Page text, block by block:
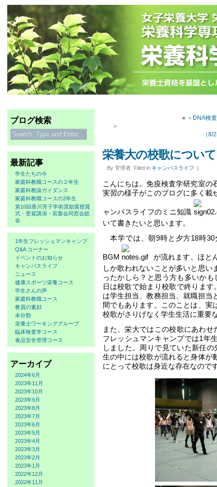
ブログ検索
最新記事
学生たちの今
家庭科教職コースの２年生
家庭科教諭ガイダンス
家庭科教職コースの2年生
第10回香川芳子学術奨励賞授賞
式・受賞講演・若葉会同窓会総
会
1年生フレッシュマンキャンプ
Q&A コーナー
イベントのお知らせ
キャンパスライフ
ニュース
健康スポーツ栄養コース
学生さんの声
家庭科教職コース
教員の素顔
未分類
栄養士ワーキンググループ
臨床検査学コース
食品安全管理コース
アーカイブ
2024年6月
2023年11月
2023年10月
2023年9月
2023年8月
2023年7月
2023年6月
2023年5月
2023年4月
2023年3月
2023年2月
2023年1月
2022年12月
2022年11月
« ＜DNA検
＞ オープ
（8/
栄養大の校歌について
By 管理者. Filed in キャンパスライフ |
こんにちは。免疫検査学研究室
実習の様子がこのブログに多く載
ャンパスライフのミニ知識
いて書きたいと思います。
本学では、朝9時と夕方18時30
BGM
が流れます。ほと
しか歌われないことが多いと思
ったかしら？と思う方も多いか
日は校歌で始まり校歌で終りま
は学生担当、教務担当、就職担当
間でもあります。このことは、実
校歌がさりげなく学生生活に重要
また、栄大ではこの校歌にあわせ
フレッシュマンキャンプでは1年
しました。周りで見ていた新任
生の中には校歌が流れると身体が
にとって校歌は身近な存在なので